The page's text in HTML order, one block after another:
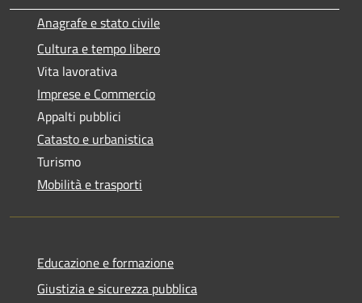
Anagrafe e stato civile
Cultura e tempo libero
Vita lavorativa
Imprese e Commercio
Appalti pubblici
Catasto e urbanistica
Turismo
Mobilità e trasporti
Educazione e formazione
Giustizia e sicurezza pubblica